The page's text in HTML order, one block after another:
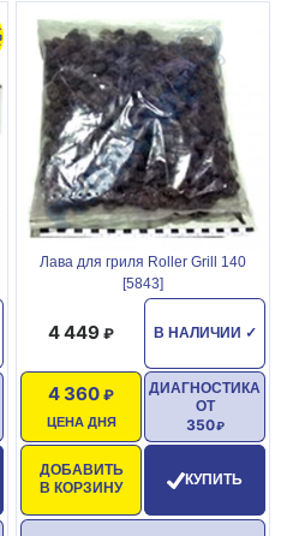
Лава для гриля Roller Grill 140
[5843]
В НАЛИЧИИ ✓
4 449
ЦЕНА ДНЯ
4 360
ДОБАВИТЬ
В КОРЗИНУ
ДИАГНОСТИКА
ОТ
350
КУПИТЬ